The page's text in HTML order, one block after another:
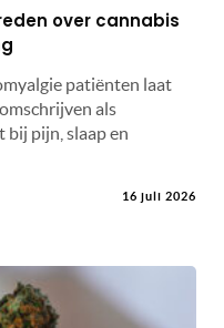
over cannabis
patiënten laat
als
pijn, slaap en
16 juli 2026